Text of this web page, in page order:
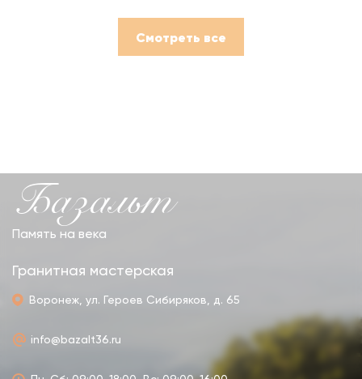
Смотреть все
Базальт
Память на века
Гранитная мастерская
Воронеж, ул. Героев Сибиряков, д. 65
info@bazalt36.ru